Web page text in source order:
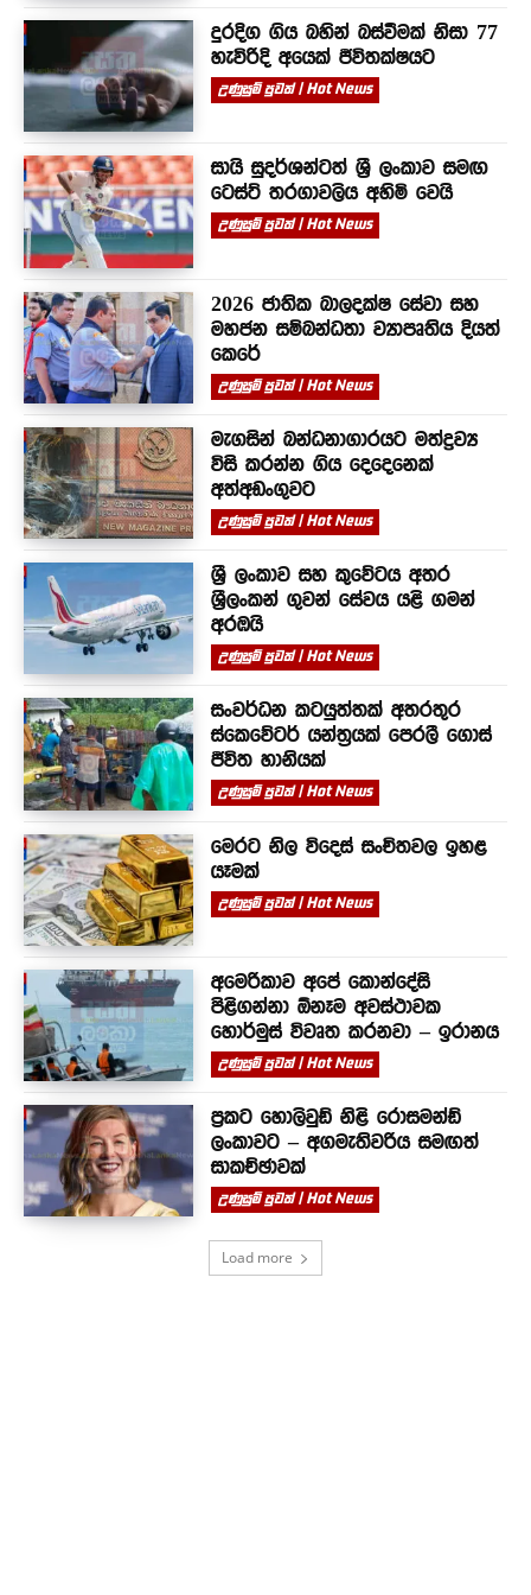
දුරදිග ගිය බහින් බස්වීමක් නිසා 77
හැවිරිදි අයෙක් ජීවිතක්ෂයට
උණුසුම් පුවත් | Hot News
සායි සුදර්ශන්ටත් ශ්‍රී ලංකාව සමඟ
ටෙස්ට් තරගාවලිය අහිමි වෙයි
උණුසුම් පුවත් | Hot News
2026 ජාතික බාලදක්ෂ සේවා සහ
මහජන සම්බන්ධතා ව්‍යාපෘතිය දියත්
කෙරේ
උණුසුම් පුවත් | Hot News
මැගසින් බන්ධනාගාරයට මත්ද්‍රව්‍ය
විසි කරන්න ගිය දෙදෙනෙක්
අත්අඩංගුවට
උණුසුම් පුවත් | Hot News
ශ්‍රී ලංකාව සහ කුවේටය අතර
ශ්‍රීලංකන් ගුවන් සේවය යළි ගමන්
අරඹයි
උණුසුම් පුවත් | Hot News
සංවර්ධන කටයුත්තක් අතරතුර
ස්කෙවේටර් යන්ත්‍රයක් පෙරලී ගොස්
ජීවිත හානියක්
උණුසුම් පුවත් | Hot News
මෙරට නිල විදෙස් සංචිතවල ඉහළ
යෑමක්
උණුසුම් පුවත් | Hot News
අමෙරිකාව අපේ කොන්දේසි
පිළිගන්නා ඕනෑම අවස්ථාවක
හොර්මුස් විවෘත කරනවා – ඉරානය
උණුසුම් පුවත් | Hot News
ප්‍රකට හොලිවුඩ් නිළි රොසමන්ඩ්
ලංකාවට – අගමැතිවරිය සමඟත්
සාකච්ඡාවක්
උණුසුම් පුවත් | Hot News
Load more